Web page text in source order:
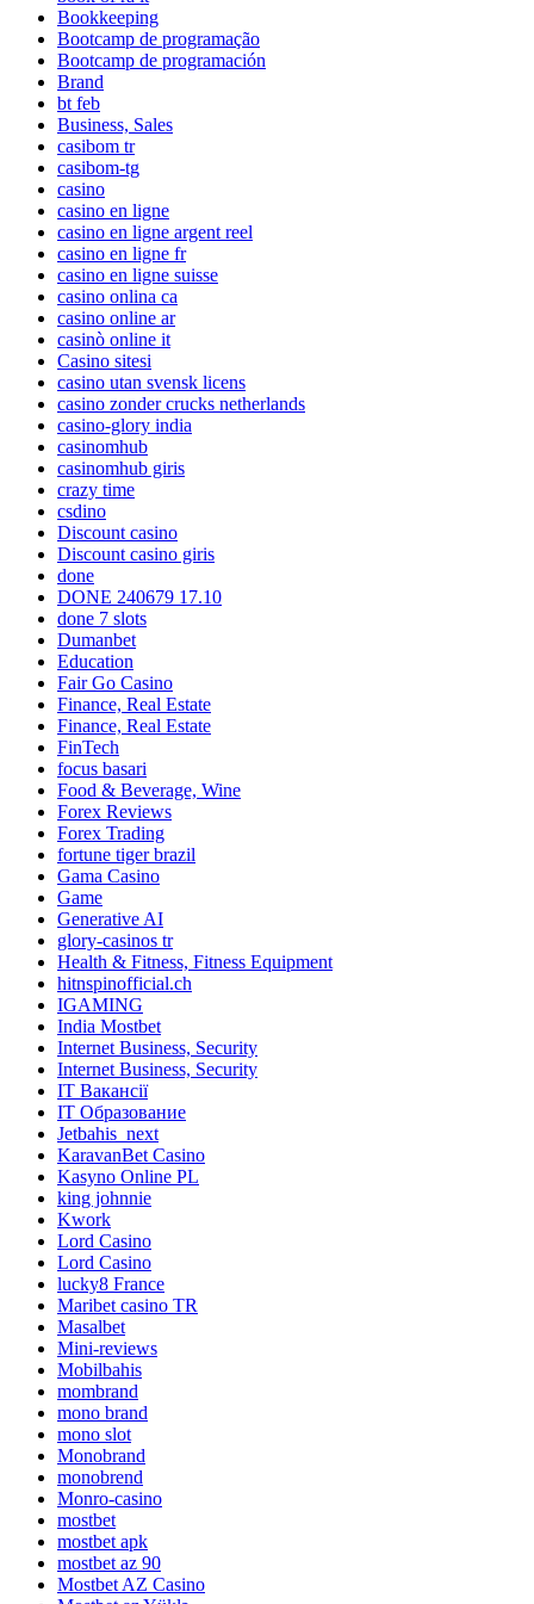
Bookkeeping
Bootcamp de programação
Bootcamp de programación
Brand
bt feb
Business, Sales
casibom tr
casibom-tg
casino
casino en ligne
casino en ligne argent reel
casino en ligne fr
casino en ligne suisse
casino onlina ca
casino online ar
casinò online it
Casino sitesi
casino utan svensk licens
casino zonder crucks netherlands
casino-glory india
casinomhub
casinomhub giris
crazy time
csdino
Discount casino
Discount casino giris
done
DONE 240679 17.10
done 7 slots
Dumanbet
Education
Fair Go Casino
Finance, Real Estate
Finance, Real Estate
FinTech
focus basari
Food & Beverage, Wine
Forex Reviews
Forex Trading
fortune tiger brazil
Gama Casino
Game
Generative AI
glory-casinos tr
Health & Fitness, Fitness Equipment
hitnspinofficial.ch
IGAMING
India Mostbet
Internet Business, Security
Internet Business, Security
IT Вакансії
IT Образование
Jetbahis_next
KaravanBet Casino
Kasyno Online PL
king johnnie
Kwork
Lord Casino
Lord Сasino
lucky8 France
Maribet casino TR
Masalbet
Mini-reviews
Mobilbahis
mombrand
mono brand
mono slot
Monobrand
monobrend
Monro-casino
mostbet
mostbet apk
mostbet az 90
Mostbet AZ Casino